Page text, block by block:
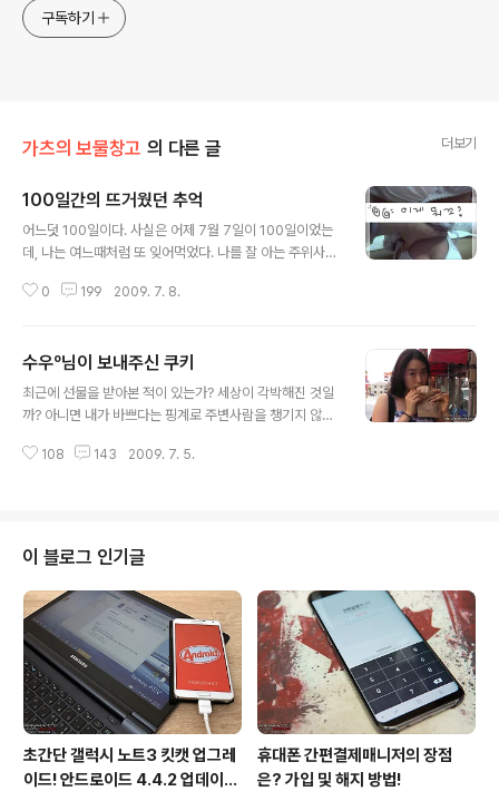
구독하기
가츠의 보물창고 의 다른 글 더보기
100일간의 뜨거웠던 추억
어느덧 100일이다. 사실은 어제 7월 7일이 100일이었는
데, 나는 여느때처럼 또 잊어먹었다. 나를 잘 아는 주위사람
내겠구만~!' 사실, 아주 정확하다. 남들보다 마음은 항상 앞
다. 또 항상 그랬던거처럼 언제 버림받을지 모르기 때문이
다.그냥 살살 해보자. 초반부터 너무 들이대지 말자. 그렇게
조심스레 시작하였다. 그러나 첫 만남부터 나를 당황시켰
그지 없었다. 무언가는 해야 하는데 뭐부터 해야될까? 이거
0 199 2009. 7. 8.
수우º님이 보내주신 쿠키
최근에 선물을 받아본 적이 있는가? 세상이 각박해진 것일
까? 아니면 내가 바쁘다는 핑계로 주변사람을 챙기지 않아
이 좀처럼 없었던거 같다. 그냥 지인들끼리 만나서 식사나
문자로 보내라~! 라는 내용이었다. 마른 하늘에 왠 쿠키?
평소 나를 마음에 품고 있었던건가? 난 아직 마음에 준비가
안되었는데.... 퍽퍽~! 곰곰히 생각해보니~ 얼마전 수우님
께서 블로그 1주년 이벤트를 개최하셨다. 행운의 주인공 5
명을 선정하신다고 하였는데, 두둥~! 당당히 나도 당첨이
된 것이다. 그후로 잊..
108 143 2009. 7. 5.
이 블로그 인기글
초간단 갤럭시 노트3 킷캣 업그레
이드! 안드로이드 4.4.2 업데이트
휴대폰 간편결제매니저의 장점
은? 가입 및 해지 방법!